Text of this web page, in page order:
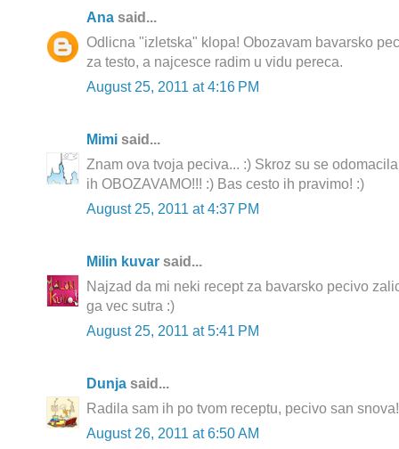
Ana said...
Odlicna "izletska" klopa! Obozavam bavarsko
za testo, a najcesce radim u vidu pereca.
August 25, 2011 at 4:16 PM
Mimi said...
Znam ova tvoja peciva... :) Skroz su se
ih OBOZAVAMO!!! :) Bas cesto ih pravimo! :)
August 25, 2011 at 4:37 PM
Milin kuvar said...
Najzad da mi neki recept za bavarsko pecivo
ga vec sutra :)
August 25, 2011 at 5:41 PM
Dunja said...
Radila sam ih po tvom receptu, pecivo san snova!
August 26, 2011 at 6:50 AM